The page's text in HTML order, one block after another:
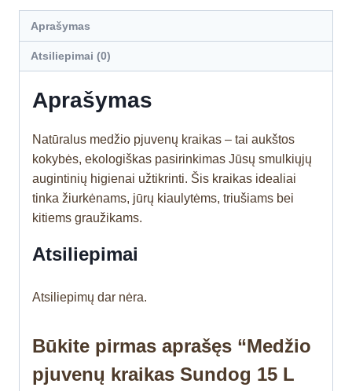
Aprašymas
Atsiliepimai (0)
Aprašymas
Natūralus medžio pjuvenų kraikas – tai aukštos
kokybės, ekologiškas pasirinkimas Jūsų smulkiųjų
augintinių higienai užtikrinti. Šis kraikas idealiai
tinka žiurkėnams, jūrų kiaulytėms, triušiams bei
kitiems graužikams.
Atsiliepimai
Atsiliepimų dar nėra.
Būkite pirmas aprašęs “Medžio
pjuvenų kraikas Sundog 15 L